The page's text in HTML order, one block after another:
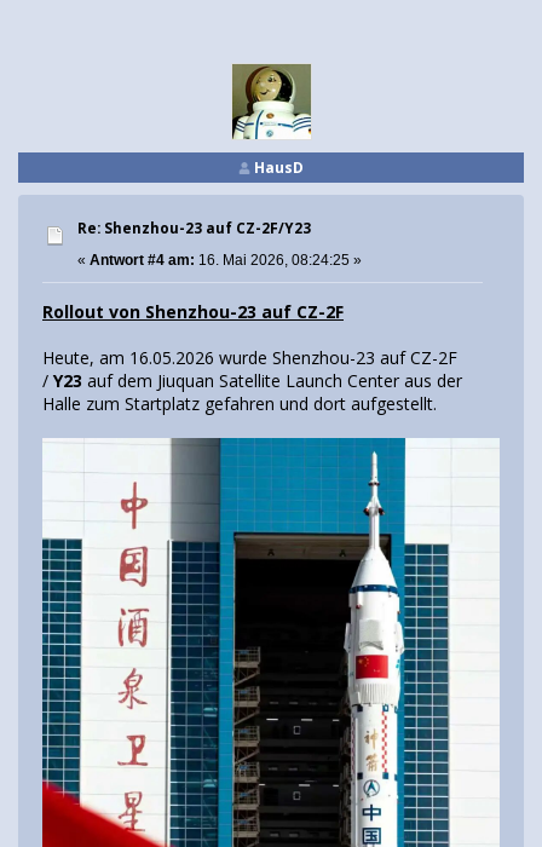
HausD
Re: Shenzhou-23 auf CZ-2F/Y23
« Antwort #4 am: 16. Mai 2026, 08:24:25 »
Rollout von Shenzhou-23 auf CZ-2F
Heute, am 16.05.2026 wurde Shenzhou-23 auf CZ-2F
/ Y23 auf dem Jiuquan Satellite Launch Center aus der
Halle zum Startplatz gefahren und dort aufgestellt.